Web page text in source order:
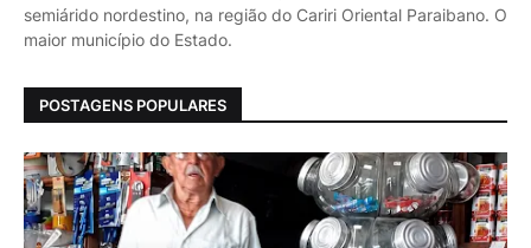
semiárido nordestino, na região do Cariri Oriental Paraibano. O
maior município do Estado.
POSTAGENS POPULARES